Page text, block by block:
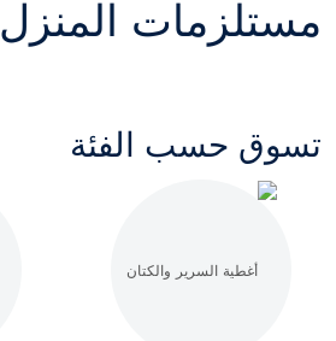
مستلزمات المنزل
تسوق حسب الفئة